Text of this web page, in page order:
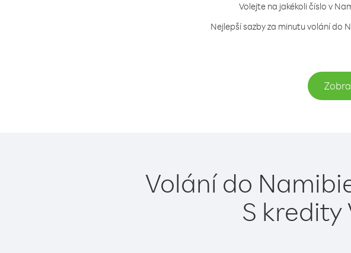
Volejte na jakékoli číslo v
Nejlepší sazby za minutu volání do
Volání do
S kredity